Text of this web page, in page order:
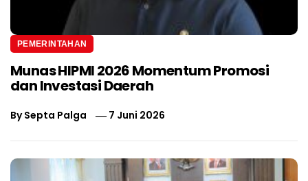
PEMERINTAHAN
Munas HIPMI 2026 Momentum Promosi
dan Investasi Daerah
BySepta Palga 7 Juni 2026